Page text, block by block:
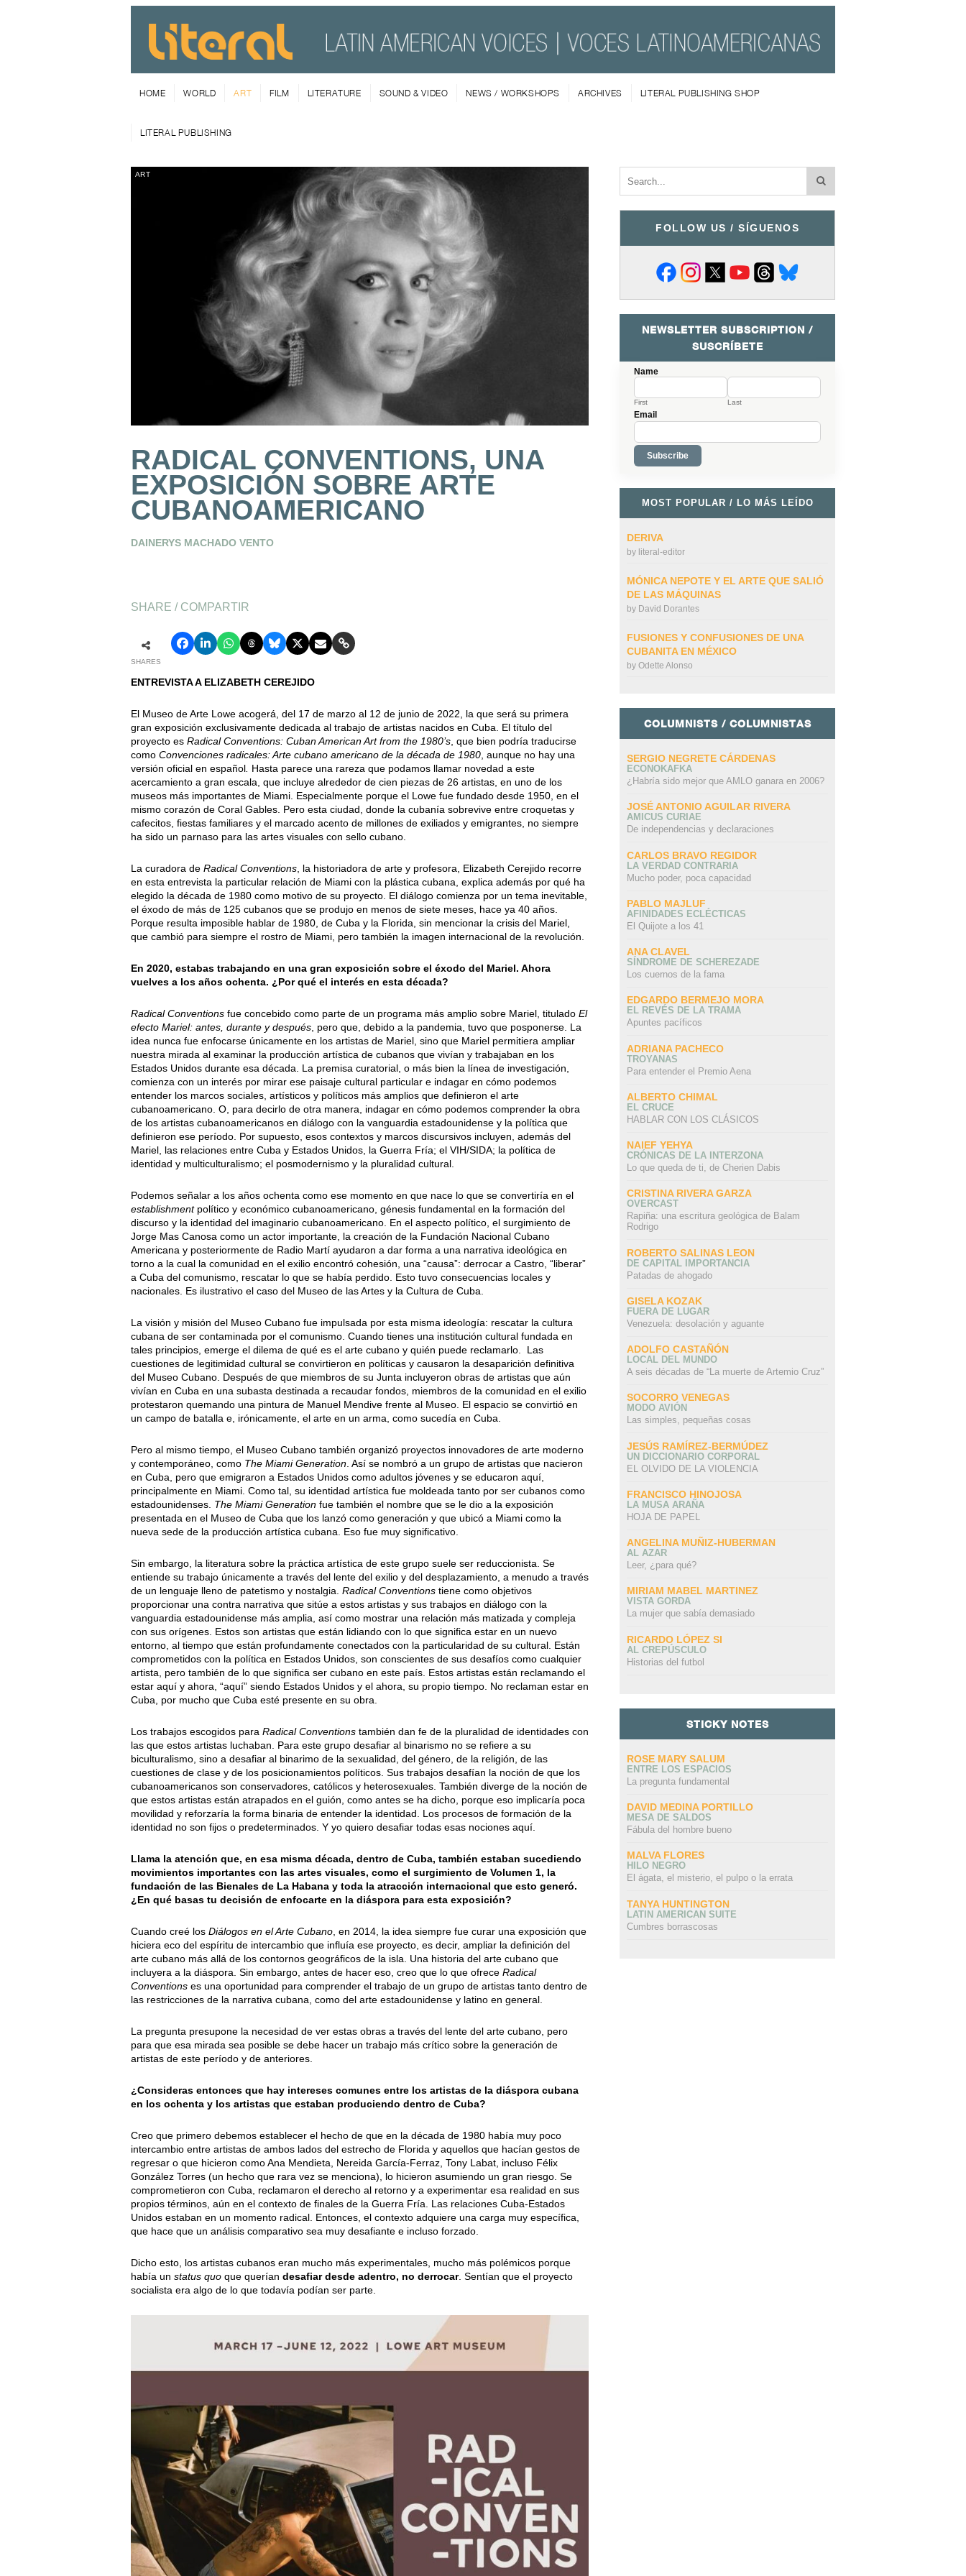
HOME WORLD ART FILM LITERATURE SOUND & VIDEO NEWS / WORKSHOPS ARCHIVES LITERAL PUBLISHING SHOP
LITERAL PUBLISHING
ART
RADICAL CONVENTIONS, UNA
EXPOSICIÓN SOBRE ARTE
CUBANOAMERICANO
DAINERYS MACHADO VENTO
SHARE / COMPARTIR
SHARES
ENTREVISTA A ELIZABETH CEREJIDO
El Museo de Arte Lowe acogerá, del 17 de marzo al 12 de junio de 2022, la que será su primera
gran exposición exclusivamente dedicada al trabajo de artistas nacidos en Cuba. El título del
proyecto es Radical Conventions: Cuban American Art from the 1980’s , que bien podría traducirse
como Convenciones radicales: Arte cubano americano de la década de 1980 , aunque no hay una
versión oficial en español Hasta parece una rareza que podamos llamar novedad a este
acercamiento a gran escala, que incluye alrededor de cien piezas de 26 artistas, en uno de los
museos más importantes de Miami. Especialmente porque el Lowe fue fundado desde 1950, en el
mismo corazón de Coral Gables. Pero esta ciudad, donde la cubanía sobrevive entre croquetas y
cafecitos, fiestas familiares y el marcado acento de millones de exiliados y emigrantes, no siempre
ha sido un parnaso para las artes visuales con sello cubano.
La curadora de Radical Conventions , la historiadora de arte y profesora, Elizabeth Cerejido recorre
en esta entrevista la particular relación de Miami con la plástica cubana, explica además por qué ha
elegido la década de 1980 como motivo de su proyecto. El diálogo comienza por un tema inevitable,
el éxodo de más de 125 cubanos que se produjo en menos de siete meses, hace ya 40 años.
Porque resulta imposible hablar de 1980, de Cuba y la Florida, sin mencionar la crisis del Mariel,
que cambió para siempre el rostro de Miami, pero también la imagen internacional de la revolución.
En 2020, estabas trabajando en una gran exposición sobre el éxodo del Mariel. Ahora
vuelves a los años ochenta. ¿Por qué el interés en esta década?
Radical Conventions fue concebido como parte de un programa más amplio sobre Mariel, titulado El
efecto Mariel: antes, durante y después , pero que, debido a la pandemia, tuvo que posponerse. La
idea nunca fue enfocarse únicamente en los artistas de Mariel, sino que Mariel permitiera ampliar
nuestra mirada al examinar la producción artística de cubanos que vivían y trabajaban en los
Estados Unidos durante esa década. La premisa curatorial, o más bien la línea de investigación,
comienza con un interés por mirar ese paisaje cultural particular e indagar en cómo podemos
entender los marcos sociales, artísticos y políticos más amplios que definieron el arte
cubanoamericano. O, para decirlo de otra manera, indagar en cómo podemos comprender la obra
de los artistas cubanoamericanos en diálogo con la vanguardia estadounidense y la política que
definieron ese período. Por supuesto, esos contextos y marcos discursivos incluyen, además del
Mariel, las relaciones entre Cuba y Estados Unidos, la Guerra Fría; el VIH/SIDA; la política de
identidad y multiculturalismo; el posmodernismo y la pluralidad cultural.
Podemos señalar a los años ochenta como ese momento en que nace lo que se convertiría en el
establishmentpolítico y económico cubanoamericano, génesis fundamental en la formación del
discurso y la identidad del imaginario cubanoamericano. En el aspecto político, el surgimiento de
Jorge Mas Canosa como un actor importante, la creación de la Fundación Nacional Cubano
Americana y posteriormente de Radio Martí ayudaron a dar forma a una narrativa ideológica en
torno a la cual la comunidad en el exilio encontró cohesión, una “causa”: derrocar a Castro, “liberar”
a Cuba del comunismo, rescatar lo que se había perdido. Esto tuvo consecuencias locales y
nacionales. Es ilustrativo el caso del Museo de las Artes y la Cultura de Cuba.
La visión y misión del Museo Cubano fue impulsada por esta misma ideología: rescatar la cultura
cubana de ser contaminada por el comunismo. Cuando tienes una institución cultural fundada en
tales principios, emerge el dilema de qué es el arte cubano y quién puede reclamarlo. Las
cuestiones de legitimidad cultural se convirtieron en políticas y causaron la desaparición definitiva
del Museo Cubano. Después de que miembros de su Junta incluyeron obras de artistas que aún
vivían en Cuba en una subasta destinada a recaudar fondos, miembros de la comunidad en el exilio
protestaron quemando una pintura de Manuel Mendive frente al Museo. El espacio se convirtió en
un campo de batalla e, irónicamente, el arte en un arma, como sucedía en Cuba.
Pero al mismo tiempo, el Museo Cubano también organizó proyectos innovadores de arte moderno
y contemporáneo, como The Miami Generation . Así se nombró a un grupo de artistas que nacieron
en Cuba, pero que emigraron a Estados Unidos como adultos jóvenes y se educaron aquí,
principalmente en Miami. Como tal, su identidad artística fue moldeada tanto por ser cubanos como
estadounidenses. The Miami Generation fue también el nombre que se le dio a la exposición
presentada en el Museo de Cuba que los lanzó como generación y que ubicó a Miami como la
nueva sede de la producción artística cubana. Eso fue muy significativo.
Sin embargo, la literatura sobre la práctica artística de este grupo suele ser reduccionista. Se
entiende su trabajo únicamente a través del lente del exilio y del desplazamiento, a menudo a través
de un lenguaje lleno de patetismo y nostalgia. Radical Conventions tiene como objetivos
proporcionar una contra narrativa que sitúe a estos artistas y sus trabajos en diálogo con la
vanguardia estadounidense más amplia, así como mostrar una relación más matizada y compleja
con sus orígenes. Estos son artistas que están lidiando con lo que significa estar en un nuevo
entorno, al tiempo que están profundamente conectados con la particularidad de su cultural. Están
comprometidos con la política en Estados Unidos, son conscientes de sus desafíos como cualquier
artista, pero también de lo que significa ser cubano en este país. Estos artistas están reclamando el
estar aquí y ahora, “aquí” siendo Estados Unidos y el ahora, su propio tiempo. No reclaman estar en
Cuba, por mucho que Cuba esté presente en su obra.
Los trabajos escogidos para Radical Conventions también dan fe de la pluralidad de identidades con
las que estos artistas luchaban. Para este grupo desafiar al binarismo no se refiere a su
biculturalismo, sino a desafiar al binarimo de la sexualidad, del género, de la religión, de las
cuestiones de clase y de los posicionamientos políticos. Sus trabajos desafían la noción de que los
cubanoamericanos son conservadores, católicos y heterosexuales. También diverge de la noción de
que estos artistas están atrapados en el guión, como antes se ha dicho, porque eso implicaría poca
movilidad y reforzaría la forma binaria de entender la identidad. Los procesos de formación de la
identidad no son fijos o predeterminados. Y yo quiero desafiar todas esas nociones aquí.
Llama la atención que, en esa misma década, dentro de Cuba, también estaban sucediendo
movimientos importantes con las artes visuales, como el surgimiento de Volumen 1, la
fundación de las Bienales de La Habana y toda la atracción internacional que esto generó.
¿En qué basas tu decisión de enfocarte en la diáspora para esta exposición?
Cuando creé los Diálogos en el Arte Cubano , en 2014, la idea siempre fue curar una exposición que
hiciera eco del espíritu de intercambio que influía ese proyecto, es decir, ampliar la definición del
arte cubano más allá de los contornos geográficos de la isla. Una historia del arte cubano que
incluyera a la diáspora. Sin embargo, antes de hacer eso, creo que lo que ofrece Radical
Conventions es una oportunidad para comprender el trabajo de un grupo de artistas tanto dentro de
las restricciones de la narrativa cubana, como del arte estadounidense y latino en general.
La pregunta presupone la necesidad de ver estas obras a través del lente del arte cubano, pero
para que esa mirada sea posible se debe hacer un trabajo más crítico sobre la generación de
artistas de este período y de anteriores.
¿Consideras entonces que hay intereses comunes entre los artistas de la diáspora cubana
en los ochenta y los artistas que estaban produciendo dentro de Cuba?
Creo que primero debemos establecer el hecho de que en la década de 1980 había muy poco
intercambio entre artistas de ambos lados del estrecho de Florida y aquellos que hacían gestos de
regresar o que hicieron como Ana Mendieta, Nereida García-Ferraz, Tony Labat, incluso Félix
González Torres (un hecho que rara vez se menciona), lo hicieron asumiendo un gran riesgo. Se
comprometieron con Cuba, reclamaron el derecho al retorno y a experimentar esa realidad en sus
propios términos, aún en el contexto de finales de la Guerra Fría. Las relaciones Cuba-Estados
Unidos estaban en un momento radical. Entonces, el contexto adquiere una carga muy específica,
que hace que un análisis comparativo sea muy desafiante e incluso forzado.
Dicho esto, los artistas cubanos eran mucho más experimentales, mucho más polémicos porque
había un status quo que querían desafiar desde adentro, no derrocar. Sentían que el proyecto
socialista era algo de lo que todavía podían ser parte.
FOLLOW US / SÍGUENOS
NEWSLETTER SUBSCRIPTION /
SUSCRÍBETE
Name
First Last
Email
MOST POPULAR / LO MÁS LEÍDO
DERIVA
by literal-editor
MÓNICA NEPOTE Y EL ARTE QUE SALIÓ
DE LAS MÁQUINAS
by David Dorantes
FUSIONES Y CONFUSIONES DE UNA
CUBANITA EN MÉXICO
by Odette Alonso
COLUMNISTS / COLUMNISTAS
SERGIO NEGRETE CÁRDENAS
ECONOKAFKA
¿Habría sido mejor que AMLO ganara en 2006?
JOSÉ ANTONIO AGUILAR RIVERA
AMICUS CURIAE
De independencias y declaraciones
CARLOS BRAVO REGIDOR
LA VERDAD CONTRARIA
Mucho poder, poca capacidad
PABLO MAJLUF
AFINIDADES ECLÉCTICAS
El Quijote a los 41
ANA CLAVEL
SÍNDROME DE SCHEREZADE
Los cuernos de la fama
EDGARDO BERMEJO MORA
EL REVÉS DE LA TRAMA
Apuntes pacíficos
ADRIANA PACHECO
TROYANAS
Para entender el Premio Aena
ALBERTO CHIMAL
EL CRUCE
HABLAR CON LOS CLÁSICOS
NAIEF YEHYA
CRÓNICAS DE LA INTERZONA
Lo que queda de ti, de Cherien Dabis
CRISTINA RIVERA GARZA
OVERCAST
Rapiña: una escritura geológica de Balam
Rodrigo
ROBERTO SALINAS LEON
DE CAPITAL IMPORTANCIA
Patadas de ahogado
GISELA KOZAK
FUERA DE LUGAR
Venezuela: desolación y aguante
ADOLFO CASTAÑÓN
LOCAL DEL MUNDO
A seis décadas de “La muerte de Artemio Cruz”
SOCORRO VENEGAS
MODO AVIÓN
Las simples, pequeñas cosas
JESÚS RAMÍREZ-BERMÚDEZ
UN DICCIONARIO CORPORAL
EL OLVIDO DE LA VIOLENCIA
FRANCISCO HINOJOSA
LA MUSA ARAÑA
HOJA DE PAPEL
ANGELINA MUÑIZ-HUBERMAN
AL AZAR
Leer, ¿para qué?
MIRIAM MABEL MARTINEZ
VISTA GORDA
La mujer que sabía demasiado
RICARDO LÓPEZ SI
AL CREPÚSCULO
Historias del futbol
STICKY NOTES
ROSE MARY SALUM
ENTRE LOS ESPACIOS
La pregunta fundamental
DAVID MEDINA PORTILLO
MESA DE SALDOS
Fábula del hombre bueno
MALVA FLORES
HILO NEGRO
El ágata, el misterio, el pulpo o la errata
TANYA HUNTINGTON
LATIN AMERICAN SUITE
Cumbres borrascosas